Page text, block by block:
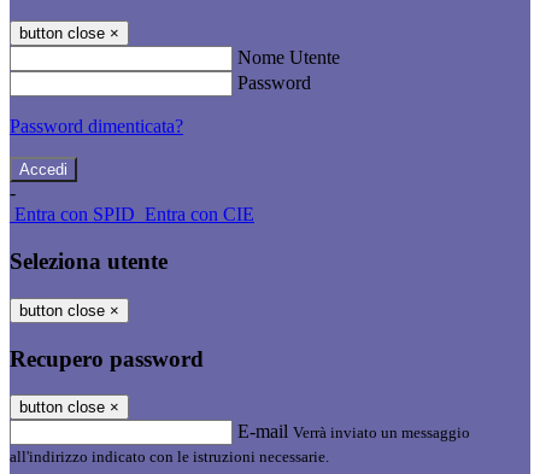
button close ×
Nome Utente
Password
Password dimenticata?
-
Entra con SPID Entra con CIE
Seleziona utente
button close ×
Recupero password
button close ×
E-mail Verrà inviato un messaggio
all'indirizzo indicato con le istruzioni necessarie.